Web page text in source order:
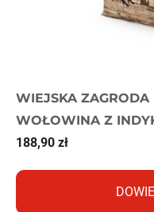
WIEJSKA ZAGRODA
WOŁOWINA Z
188,90 zł